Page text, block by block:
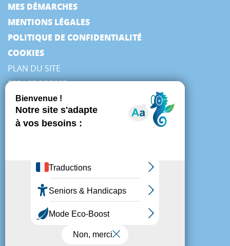
MES DÉMARCHES
MENTIONS LÉGALES
POLITIQUE DE CONFIDENTIALITÉ
COOKIES
PLAN DU SITE
ESPACE PRESSE